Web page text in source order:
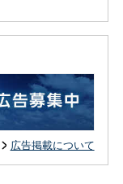
広告掲載について